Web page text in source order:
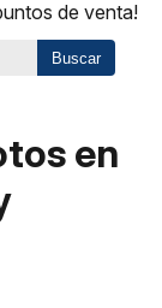
Buscar
en